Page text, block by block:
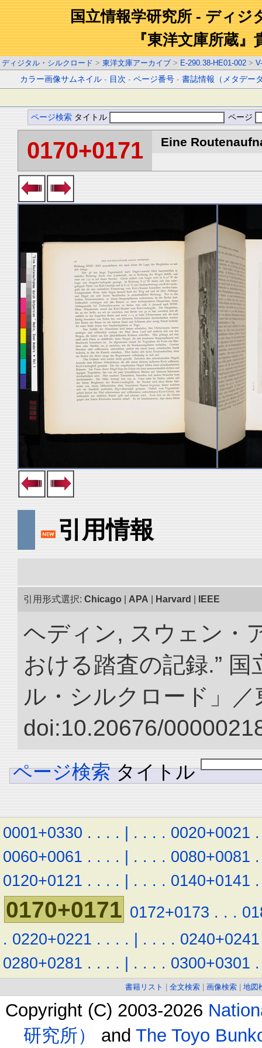
国立情報学研究所 - ディジ
『東洋文庫所蔵』
ディジタル・シルクロード > 東洋文庫アーカイブ > E-290.38-HE01-002 >
カラー画像サムネイル - 目次 -ページ番号 -書誌情報（メタデー
ページ検索 タイトル ページ
0170+0171 Eine
引用情報
引用形式選択: Chicago APA Harvard IEEE
ヘディン, スウェン・
おける踏査の記録.”
ル・シルクロード」／
doi:10.20676/
ページ検索 タイトル
0001+0330 . . . . | . . . . 0020+0021 .
0060+0061 . . . . | . . . . 0080+0081 .
0120+0121 . . . . | . . . . 0140+0141 .
0170+0171 0172+0173 . . .
. 0220+0221 . . . . | . . . . 0240+0241
0280+0281 . . . . | . . . . 0300+0301 .
書籍リスト 全文検索 画像検索 地図
Copyright (C) 2003-2026
研究所）
and The Toyo